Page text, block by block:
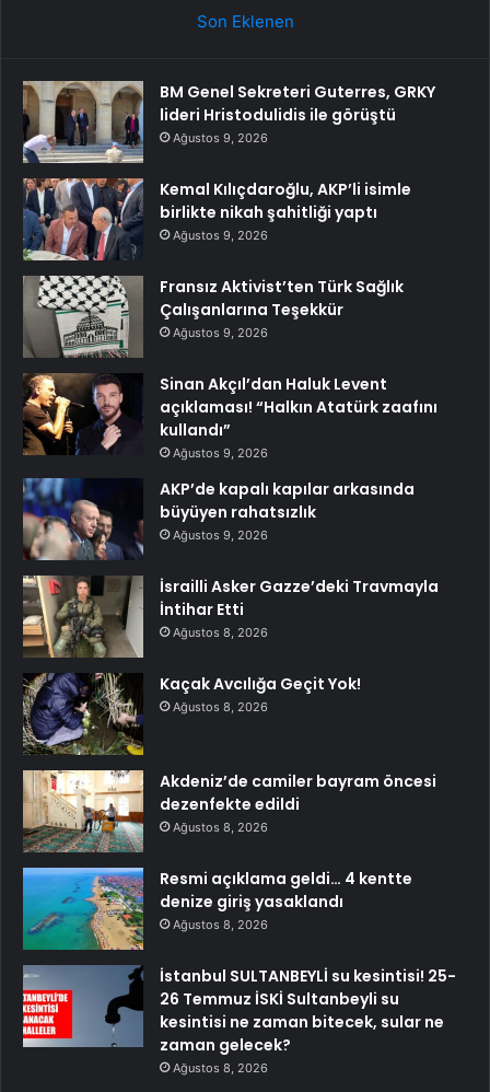
Son Eklenen
BM Genel Sekreteri Guterres, GRKY
lideri Hristodulidis ile görüştü
Ağustos 9, 2026
Kemal Kılıçdaroğlu, AKP’li isimle
birlikte nikah şahitliği yaptı
Ağustos 9, 2026
Fransız Aktivist’ten Türk Sağlık
Çalışanlarına Teşekkür
Ağustos 9, 2026
Sinan Akçıl’dan Haluk Levent
açıklaması! “Halkın Atatürk zaafını
kullandı”
Ağustos 9, 2026
AKP’de kapalı kapılar arkasında
büyüyen rahatsızlık
Ağustos 9, 2026
İsrailli Asker Gazze’deki Travmayla
İntihar Etti
Ağustos 8, 2026
Kaçak Avcılığa Geçit Yok!
Ağustos 8, 2026
Akdeniz’de camiler bayram öncesi
dezenfekte edildi
Ağustos 8, 2026
Resmi açıklama geldi… 4 kentte
denize giriş yasaklandı
Ağustos 8, 2026
İstanbul SULTANBEYLİ su kesintisi! 25-
26 Temmuz İSKİ Sultanbeyli su
kesintisi ne zaman bitecek, sular ne
zaman gelecek?
Ağustos 8, 2026